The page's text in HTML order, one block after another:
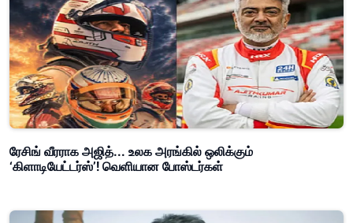
ரேசிங் வீரராக அஜித்... உலக அரங்கில் ஒலிக்கும்
‘கிளாடியேட்டர்ஸ்’! வெளியான போஸ்டர்கள்